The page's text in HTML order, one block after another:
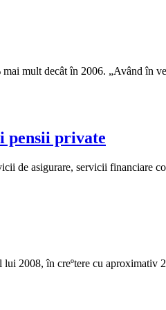
mult decât în 2006. „Având în
pensii private
de asigurare, servicii financiare
2008, în creºtere cu